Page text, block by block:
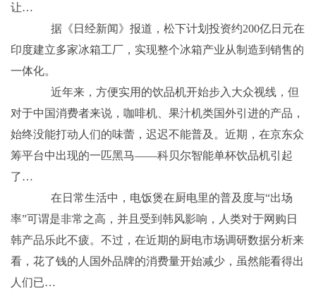
让…
据《日经新闻》报道，松下计划投资约200亿日元在
印度建立多家冰箱工厂，实现整个冰箱产业从制造到销售的
一体化。
近年来，方便实用的饮品机开始步入大众视线，但
对于中国消费者来说，咖啡机、果汁机类国外引进的产品，
始终没能打动人们的味蕾，迟迟不能普及。近期，在京东众
筹平台中出现的一匹黑马——科贝尔智能单杯饮品机引起
了…
在日常生活中，电饭煲在厨电里的普及度与“出场
率”可谓是非常之高，并且受到韩风影响，人类对于网购日
韩产品乐此不疲。不过，在近期的厨电市场调研数据分析来
看，花了钱的人国外品牌的消费量开始减少，虽然能看得出
人们已…